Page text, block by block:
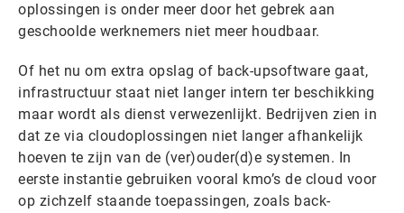
oplossingen is onder meer door het gebrek aan
geschoolde werknemers niet meer houdbaar.
Of het nu om extra opslag of back-upsoftware gaat,
infrastructuur staat niet langer intern ter beschikking
maar wordt als dienst verwezenlijkt. Bedrijven zien in
dat ze via cloudoplossingen niet langer afhankelijk
hoeven te zijn van de (ver)ouder(d)e systemen. In
eerste instantie gebruiken vooral kmo’s de cloud voor
op zichzelf staande toepassingen, zoals back-